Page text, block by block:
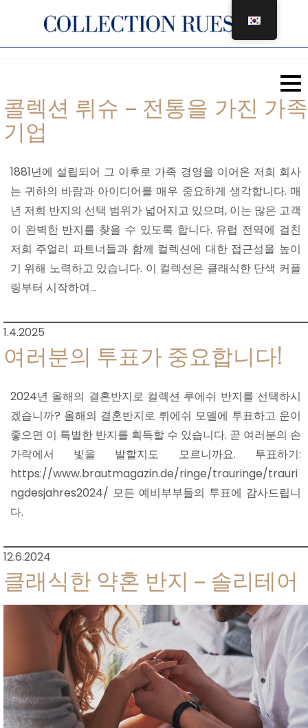
츠
너
뛰
기
콜렉션 뤼슈 – 전통을 가진 가족
기업
1881년에 설립되어 그 이후로 가족 경영을 이어온 저희 회사
는 귀하의 바람과 아이디어를 매우 중요하게 생각합니다. 매
년 저희 반지의 선택 범위가 넓어지고 있으며, 이는 많은 고객
이 완벽한 반지를 찾을 수 있도록 합니다. 유럽 전역에 걸친
저희 주얼리 파트너들과 함께 컬렉션에 대한 접근성을 높이
기 위해 노력하고 있습니다. 이 컬렉션은 클래식한 단색 커플
링부터 시작하여…
1.4.2025
여러분의 투표가 중요합니다!
2024년 올해의 결혼반지로 컬렉션 루에쉬 반지를 선택하시
겠습니까? 올해의 결혼반지로 뤼에쉬 모델에 투표하고 운이
좋으면 이 특별한 반지를 획득할 수 있습니다. 곧 여러분의 손
가락에서 빛을 발할지도 모르니까요. 투표하기:
https://www.brautmagazin.de/ringe/trauringe/trauri
ngdesjahres2024/ 모든 예비부부들의 투표에 감사드립니
다.
12.6.2024
클래식한 약혼 반지 – 솔리테어